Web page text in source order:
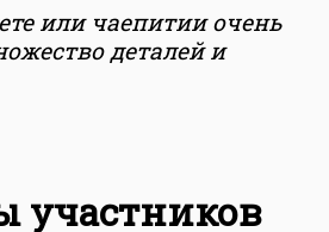
или чаепитии очень
деталей и
участников